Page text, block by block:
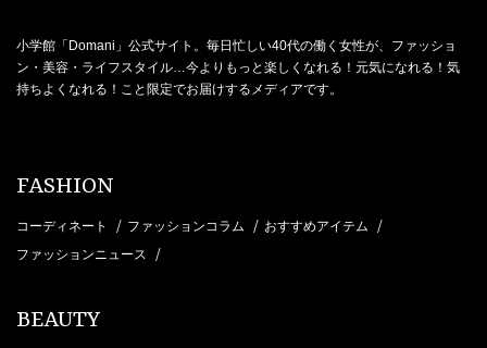
小学館「Domani」公式サイト。毎日忙しい40代の働く女性が、ファッショ
ン・美容・ライフスタイル…今よりもっと楽しくなれる！元気になれる！気
持ちよくなれる！こと限定でお届けするメディアです。
FASHION
コーディネート / ファッションコラム / おすすめアイテム /
ファッションニュース /
BEAUTY